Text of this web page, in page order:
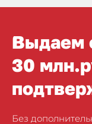
Выдаем
30
Без